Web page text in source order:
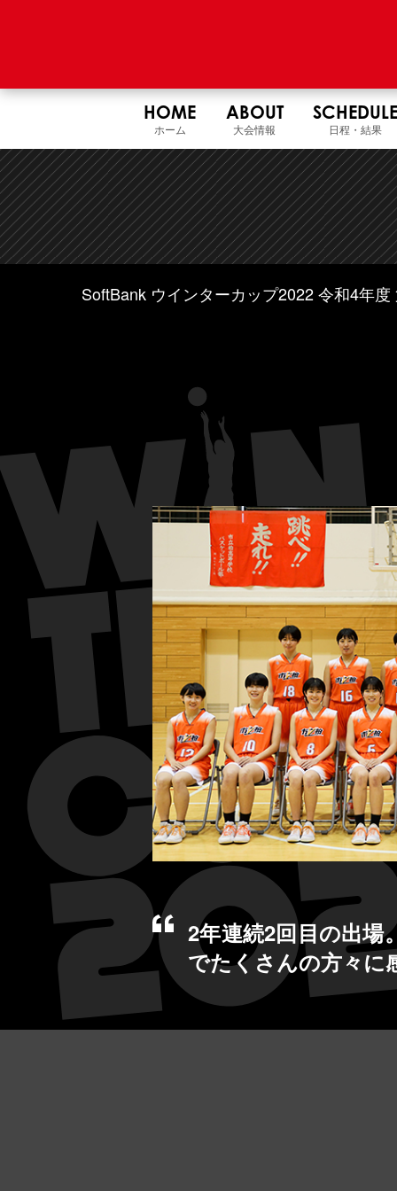
HOME
ホーム
ABOUT
大会情報
SCHEDULE
日程・結果
SoftBank ウインターカップ2022 令和4年
2年連続2回目の出
でたくさんの方々に